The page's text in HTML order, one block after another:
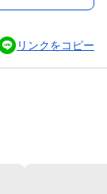
リンクをコピー